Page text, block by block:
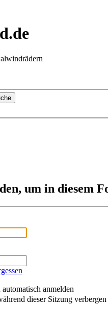
um in diesem
anmelden
dieser Sitzung verbergen